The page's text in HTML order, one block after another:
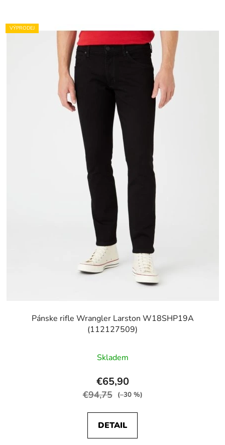
VÝPRODEJ
Pánske rifle Wrangler Larston W18SHP19A
(112127509)
Skladem
€65,90
€94,75 (–30 %)
DETAIL